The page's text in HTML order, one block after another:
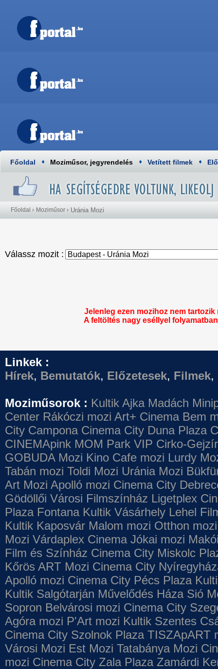
Főoldal Moziműsor, jegyrendelés Vetített filmek
Főoldal › Moziműsor › Uránia Mozi
Válassz mozit :
Jelenleg ezen mozihoz nem tartozik
A feltöltés nagy eséllyel
Linkek :
Hírek, Bemutatók, Előzetesek, Filmek,
Moziműsorok : Kultik Ajka Madách
Center Rákóczi mozi Art+ Cinema Bem
City Campona Cinema City Duna Plaza
CINEMApink MOM Park VIP Cirko-Gejzír
GOBUDA Mozi Kino Cafe mozi Lurdy
Tabán mozi Toldi Mozi Uránia Mozi
Art Mozi Apolló mozi Cinema City
Gödöllői Városi Filmszínház Ligetplex
Plaza Fontana Kultik Vásárhely Lehel
Kultik Kaposvár Malom mozi Otthon mozi
Mozi Várdaplex Cinema Jókai mozi
Film és Színház Cinema City Miskolc
Kőrös ART Mozi Cinema City
Apolló mozi Cinema City Pécs Plaza
Kultik Salgótarján Művelődés Háza Sió
Sopron Belvárosi mozi Cinema City
Agóra mozi P'Art mozi Kultik Szentes
Cinema City Szolnok Plaza TISZApART
Városi Mozi Est Mozi Tatabánya Mozi
mozi Cinema City Zala Plaza Zamárdi